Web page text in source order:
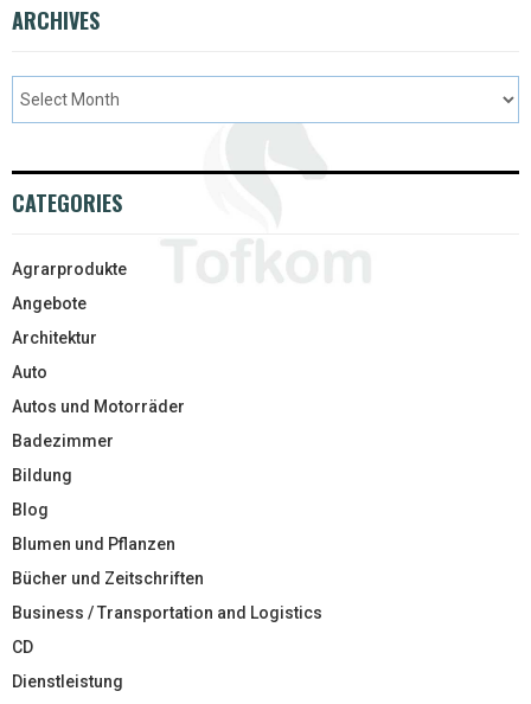
ARCHIVES
CATEGORIES
Agrarprodukte
Angebote
Architektur
Auto
Autos und Motorräder
Badezimmer
Bildung
Blog
Blumen und Pflanzen
Bücher und Zeitschriften
Business / Transportation and Logistics
CD
Dienstleistung